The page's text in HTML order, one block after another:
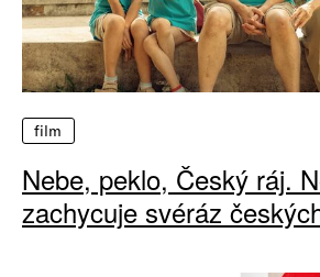
film
Nebe, peklo, Český ráj.
zachycuje svéráz